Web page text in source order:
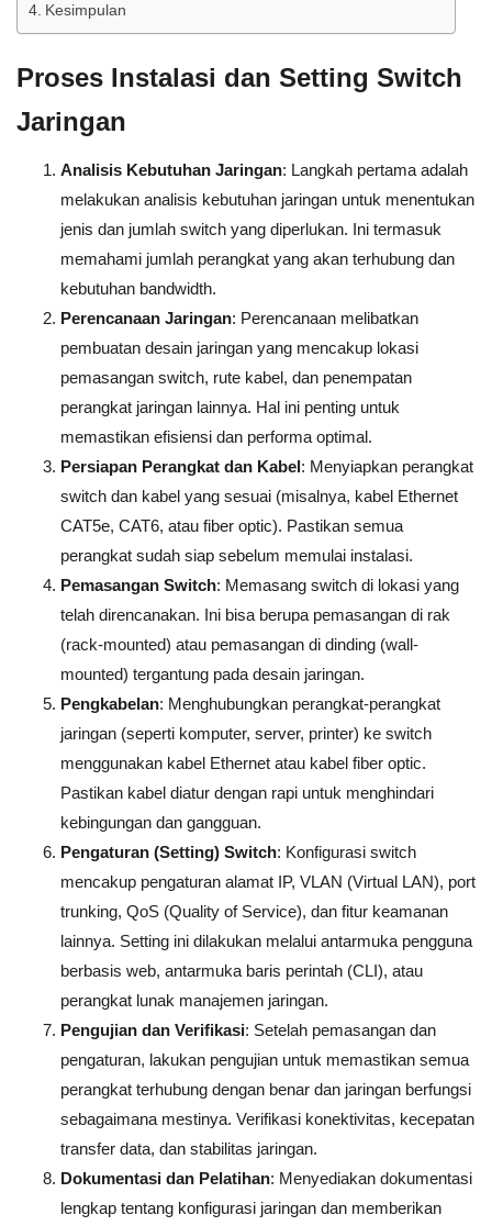
Kesimpulan
Proses Instalasi dan Setting Switch
Jaringan
Analisis Kebutuhan Jaringan: Langkah pertama adalah
melakukan analisis kebutuhan jaringan untuk menentukan
jenis dan jumlah switch yang diperlukan. Ini termasuk
memahami jumlah perangkat yang akan terhubung dan
kebutuhan bandwidth.
Perencanaan Jaringan: Perencanaan melibatkan
pembuatan desain jaringan yang mencakup lokasi
pemasangan switch, rute kabel, dan penempatan
perangkat jaringan lainnya. Hal ini penting untuk
memastikan efisiensi dan performa optimal.
Persiapan Perangkat dan Kabel: Menyiapkan perangkat
switch dan kabel yang sesuai (misalnya, kabel Ethernet
CAT5e, CAT6, atau fiber optic). Pastikan semua
perangkat sudah siap sebelum memulai instalasi.
Pemasangan Switch: Memasang switch di lokasi yang
telah direncanakan. Ini bisa berupa pemasangan di rak
(rack-mounted) atau pemasangan di dinding (wall-
mounted) tergantung pada desain jaringan.
Pengkabelan: Menghubungkan perangkat-perangkat
jaringan (seperti komputer, server, printer) ke switch
menggunakan kabel Ethernet atau kabel fiber optic.
Pastikan kabel diatur dengan rapi untuk menghindari
kebingungan dan gangguan.
Pengaturan (Setting) Switch: Konfigurasi switch
mencakup pengaturan alamat IP, VLAN (Virtual LAN), port
trunking, QoS (Quality of Service), dan fitur keamanan
lainnya. Setting ini dilakukan melalui antarmuka pengguna
berbasis web, antarmuka baris perintah (CLI), atau
perangkat lunak manajemen jaringan.
Pengujian dan Verifikasi: Setelah pemasangan dan
pengaturan, lakukan pengujian untuk memastikan semua
perangkat terhubung dengan benar dan jaringan berfungsi
sebagaimana mestinya. Verifikasi konektivitas, kecepatan
transfer data, dan stabilitas jaringan.
Dokumentasi dan Pelatihan: Menyediakan dokumentasi
lengkap tentang konfigurasi jaringan dan memberikan